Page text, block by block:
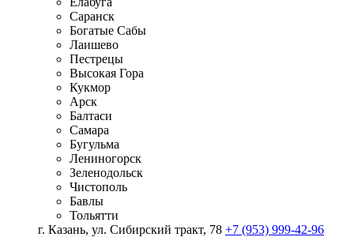
Саранск
Богатые Сабы
Лаишево
Пестрецы
Высокая Гора
Кукмор
Арск
Балтаси
Самара
Бугульма
Лениногорск
Зеленодольск
Чистополь
Бавлы
Тольятти
г. Казань, ул. Сибирский тракт, 78 +7 (953) 999-42-96